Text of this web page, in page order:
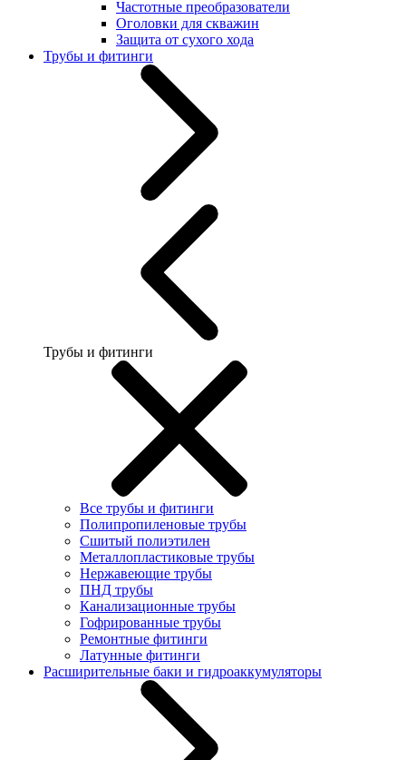
Частотные преобразователи
Оголовки для скважин
Защита от сухого хода
Трубы и фитинги
Трубы и фитинги
Все трубы и фитинги
Полипропиленовые трубы
Сшитый полиэтилен
Металлопластиковые трубы
Нержавеющие трубы
ПНД трубы
Канализационные трубы
Гофрированные трубы
Ремонтные фитинги
Латунные фитинги
Расширительные баки и гидроаккумуляторы